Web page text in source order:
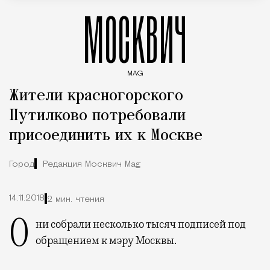
МОСКВИЧ
MAG
Жители красногорского
Путилково потребовали
присоединить их к Москве
Город Редакция Москвич Mag
14.11.2018 2 мин. чтения
Они собрали несколько тысяч подписей под обращением к мэру Москвы.